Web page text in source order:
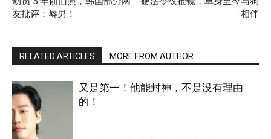
友批评：辱男！
相伴
RELATED ARTICLES MORE FROM AUTHOR
又是第一！他能封神，不是没有理由
的！